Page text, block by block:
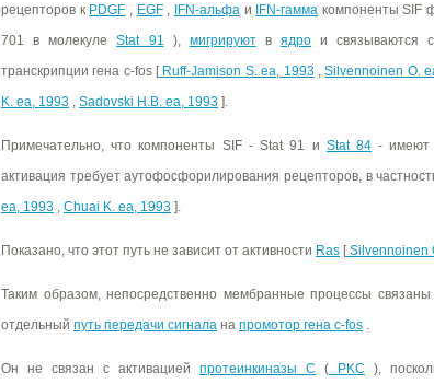
рецепторов к PDGF , EGF, IFN-альфаи IFN-гамма компоненты SIF
701 в молекулеStat 91 ), мигрируютв ядро и связываются
транскрипции гена c-fos [Ruff-Jamison S. ea, 1993 ,Silvennoinen O.
K. ea, 1993 , Sadovski H.B. ea, 1993 ].
Примечательно, что компоненты SIF - Stat 91 и Stat 84 - имеют
активация требует аутофосфорилирования рецепторов, в
ea, 1993 , Chuai K. ea, 1993 ].
Показано, что этот путь не зависит от активности Ras [Silvennoinen
Таким образом, непосредственно мембранные процессы
отдельный путь передачи сигнала на промотор гена c-fos .
Он не связан с активацией протеинкиназы С ( PKC ),